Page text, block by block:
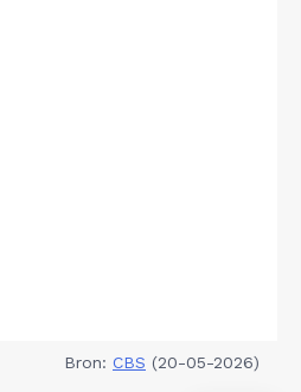
Bron: CBS (20-05-2026)